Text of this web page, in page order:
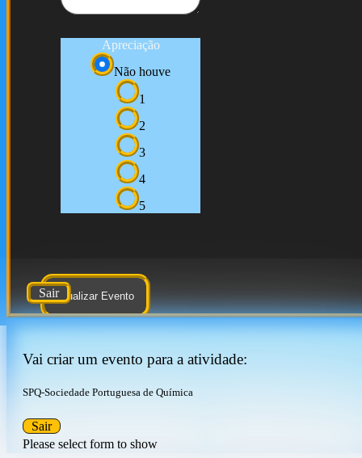
Apreciação
Não houve
1
2
3
4
5
Atualizar Evento
Sair
Vai criar um evento para a atividade:
SPQ-Sociedade Portuguesa de Química
Please select form to show
Sair